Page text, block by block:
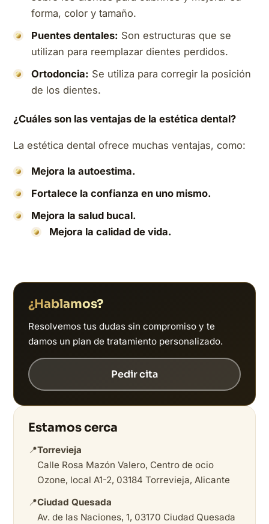
forma, color y tamaño.
Puentes dentales: Son estructuras que se
utilizan para reemplazar dientes perdidos.
Ortodoncia: Se utiliza para corregir la posición
de los dientes.
¿Cuáles son las ventajas de la estética dental?
La estética dental ofrece muchas ventajas, como:
Mejora la autoestima.
Fortalece la confianza en uno mismo.
Mejora la salud bucal.
Mejora la calidad de vida.
¿Hablamos?
Resolvemos tus dudas sin compromiso y te
damos un plan de tratamiento personalizado.
Pedir cita
Estamos cerca
📍Torrevieja
Calle Rosa Mazón Valero, Centro de ocio
Ozone, local A1-2, 03184 Torrevieja, Alicante
📍Ciudad Quesada
Av. de las Naciones, 1, 03170 Ciudad Quesada